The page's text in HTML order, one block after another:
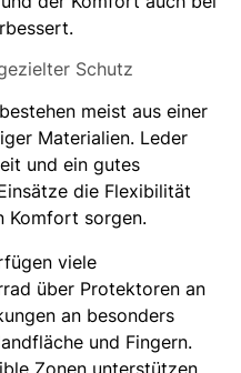
Schutz
meist aus einer
Materialien. Leder
und ein gutes
die Flexibilität
Komfort sorgen.
viele
über Protektoren an
an besonders
und Fingern.
Zonen unterstützen